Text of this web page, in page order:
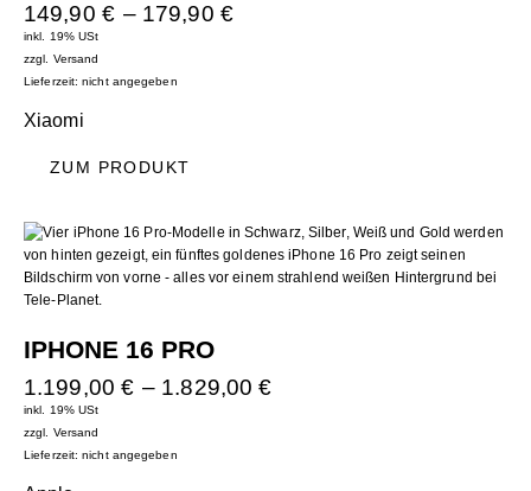
149,90 € – 179,90 €
inkl. 19% USt
zzgl. Versand
Lieferzeit: nicht angegeben
Xiaomi
ZUM PRODUKT
IPHONE 16 PRO
1.199,00 € – 1.829,00€
inkl. 19% USt
zzgl. Versand
Lieferzeit: nicht angegeben